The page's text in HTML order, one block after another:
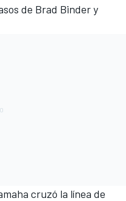
de Brad Bindery
cruzó la línea de